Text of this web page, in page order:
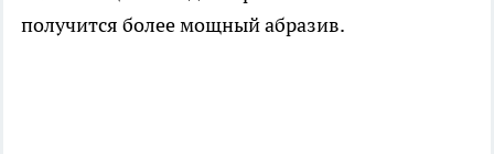
получится более мощный абразив.